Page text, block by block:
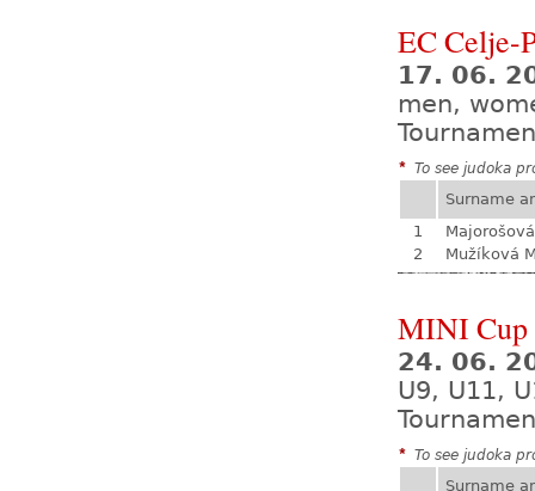
EC Celje-
17. 06.
men,
* To see judoka
Surname
1
2
Mužíková
MINI Cup
24. 06.
U9, U11,
* To see judoka
Surname